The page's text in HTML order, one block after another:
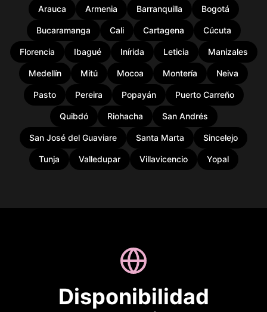
Arauca Armenia Barranquilla Bogotá
Bucaramanga Cali Cartagena Cúcuta
Florencia Ibagué Inírida Leticia Manizales
Medellín Mitú Mocoa Montería Neiva
Pasto Pereira Popayán Puerto Carreño
Quibdó Riohacha San Andrés
San José del Guaviare Santa Marta Sincelejo
Tunja Valledupar Villavicencio Yopal
Disponibilidad